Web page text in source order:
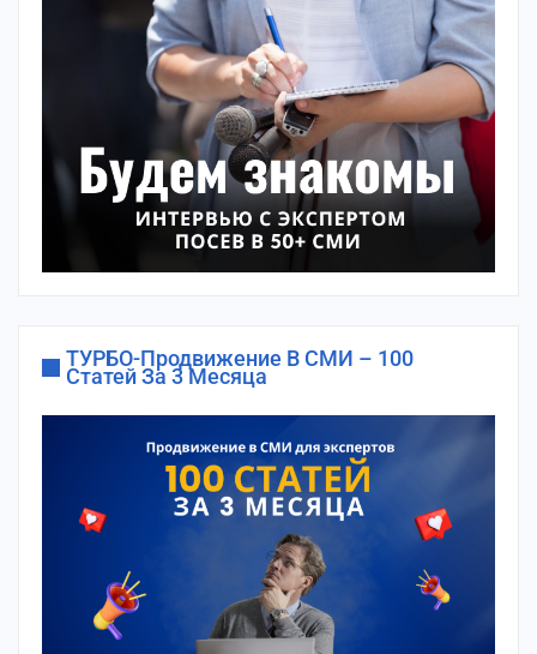
ТУРБО-Продвижение В СМИ – 100
Статей За 3 Месяца